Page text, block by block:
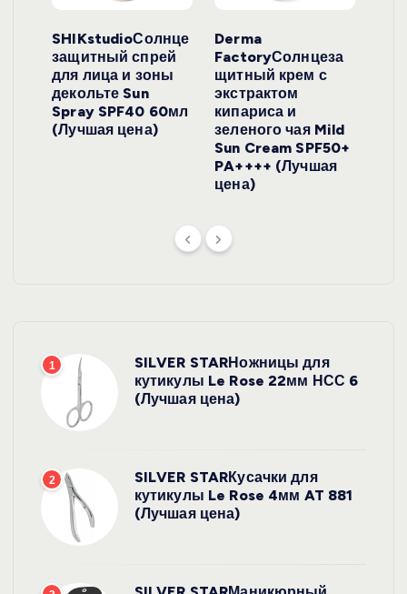
SHIKstudioСолнце
защитный спрей
для лица и зоны
декольте Sun
Spray SPF40 60мл
(Лучшая цена)
Derma
FactoryСолнцеза
щитный крем с
экстрактом
кипариса и
зеленого чая Mild
Sun Cream SPF50+
PA++++ (Лучшая
цена)
1
SILVER STARНожницы для
кутикулы Le Rose 22мм НСС 6
(Лучшая цена)
2
SILVER STARКусачки для
кутикулы Le Rose 4мм AT 881
(Лучшая цена)